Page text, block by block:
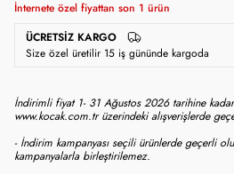
İnternete özel fiyattan son 1 ürün
ÜCRETSIZ KARGO
Size özel üretilir 15 iş gününde kargoda
İndirimli fiyat 1- 31 Ağustos 2026 tarihine
www.kocak.com.tr üzerindeki alışverişlerde
- İndirim kampanyası seçili ürünlerde geçerli
kampanyalarla birleştirilemez.